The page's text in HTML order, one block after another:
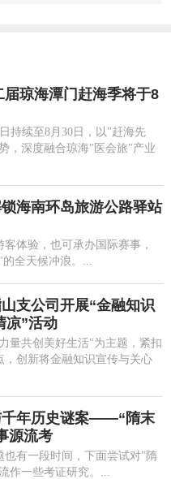
届琼海潭门赶海季将于8
持续至8月30日，以"赶海先
，深度融合琼海"医会旅"产业
海南环岛旅游公路驿站
客体验，也可承办国际赛事，
全天候冲浪。...
支公司开展“金融知识
凉”活动
量共创美好生活"为主题，紧扣
，创新将金融知识宣传与关心
千年历史谜案——“隋末
源流考
也有一段时间，下面尝试对"隋
作一些考证研究。...